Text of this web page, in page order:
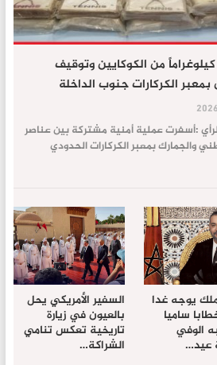
61 كيلوغراماً من الكوكايين وتوقيف
الكركارات جنوب الداخلة
:أسفرت عملية أمنية مشتركة بين عناصر
والجمارك بمعبر الكركارات الحدودي
يوجه غدا
ساميا
الوفي
عيد…
السفير الأمريكي يحل
بالعيون في زيارة
تاريخية تعكس تنامي
الشراكة…